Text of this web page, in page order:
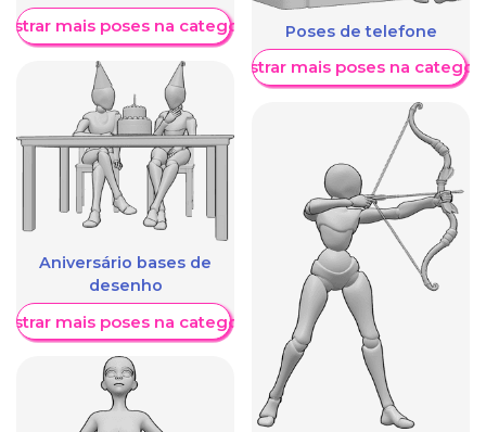
mais poses na categoria
Aniversário bases de
desenho
mais poses na categoria
Poses de telefone
Mostrar mais poses na